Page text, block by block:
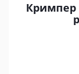
Кримпер